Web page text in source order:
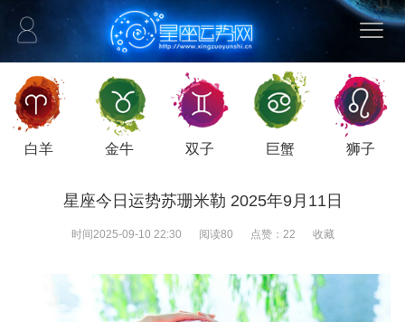
白羊 金牛 双子 巨蟹 狮子
星座今日运势苏珊米勒 2025年9月11日
时间2025-09-10 22:30 阅读80 点赞： 22 收藏